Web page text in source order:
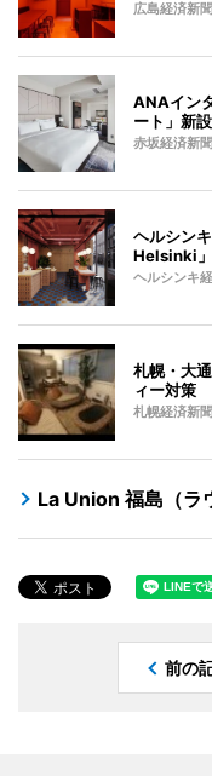
広島経済新聞
ANAイン
ート」新設
赤坂経済新聞
ヘルシン
Helsinki」
ヘルシンキ
札幌・大
ィー対策
札幌経済新聞
La Union 福島（ラ
前の